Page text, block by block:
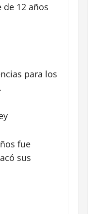
de 12 años
para los
fue
sus